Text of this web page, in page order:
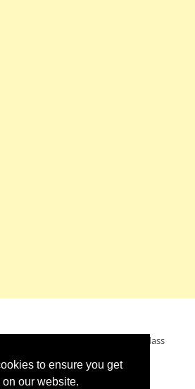
to ensure you get
our website.
ohne Krieg leben dürfen, dass
und sich von den
Das wünsche ich mir.